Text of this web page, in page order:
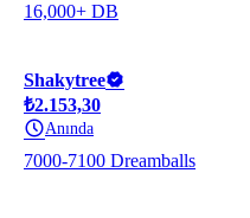
16,000+ DB
Shakytree
₺2.153,30
Anında
7000-7100 Dreamballs